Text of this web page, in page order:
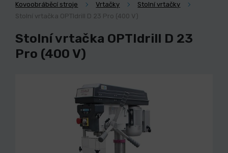
Kovoobráběcí stroje
Vrtačky
Stolní vrtačky
Stolní vrtačka OPTIdrill D 23 Pro (400 V)
Stolní vrtačka OPTIdrill D 23
Pro (400 V)